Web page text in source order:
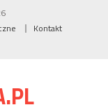
Kontakt